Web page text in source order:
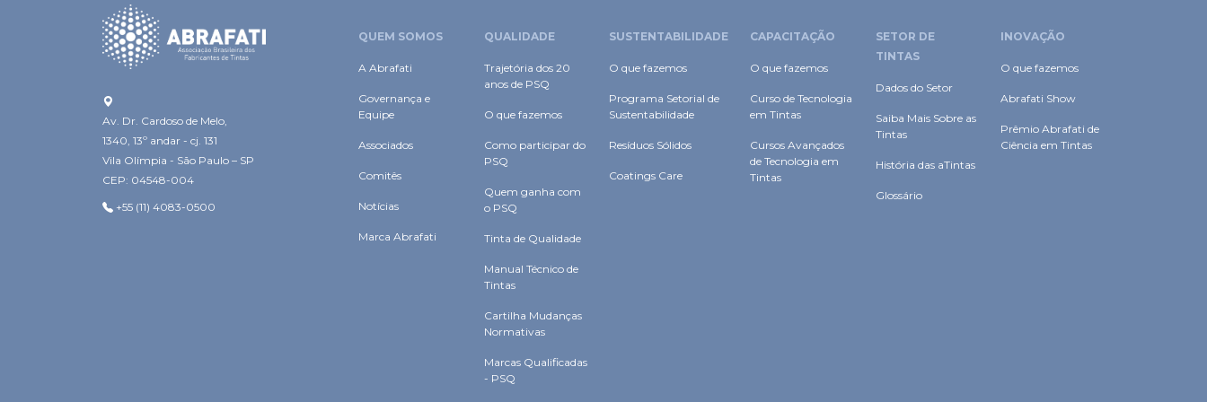
Av. Dr. Cardoso de Melo,
1340, 13º andar - cj. 131
Vila Olímpia - São Paulo – SP
CEP: 04548-004
+55 (11) 4083-0500
QUEM SOMOS
A Abrafati
Governança e
Equipe
Associados
Comitês
Notícias
Marca Abrafati
QUALIDADE
Trajetória dos 20
anos de PSQ
O que fazemos
Como participar do
PSQ
Quem ganha com
o PSQ
Tinta de Qualidade
Manual Técnico de
Tintas
Cartilha Mudanças
Normativas
Marcas Qualificadas
- PSQ
SUSTENTABILIDADE
O que fazemos
Programa Setorial de
Sustentabilidade
Resíduos Sólidos
Coatings Care
CAPACITAÇÃO
O que fazemos
Curso de Tecnologia
em Tintas
Cursos Avançados
de Tecnologia em
Tintas
SETOR DE
TINTAS
Dados do Setor
Saiba Mais Sobre as
Tintas
História das aTintas
Glossário
INOVAÇÃO
O que fazemos
Abrafati Show
Prêmio Abrafati de
Ciência em Tintas